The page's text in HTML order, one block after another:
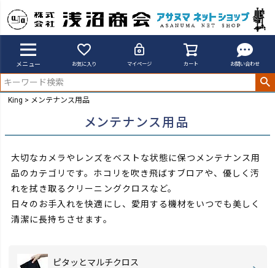
メニュー お気に入り マイページ カート お問い合わせ
King メンテナンス用品
メンテナンス用品
大切なカメラやレンズをベストな状態に保つメンテナンス用
品のカテゴリです。ホコリを吹き飛ばすブロアや、優しく汚
れを拭き取るクリーニングクロスなど。
日々のお手入れを快適にし、愛用する機材をいつでも美しく
清潔に長持ちさせます。
ピタッとマルチクロス